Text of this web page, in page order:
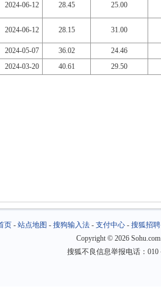
2024-06-12 28.45 25.00
2024-06-12 28.15 31.00
2024-05-07 36.02
24.46
2024-03-20
40.61 29.50
页- 站点地图 - 搜狗输入法- 支付中心- 搜狐招聘
Copyright © 2026
搜狐不良信息举报电话：010